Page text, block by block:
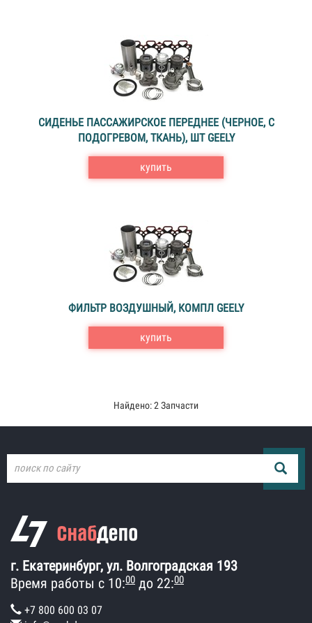
СИДЕНЬЕ ПАССАЖИРСКОЕ ПЕРЕДНЕЕ (ЧЕРНОЕ, С
ПОДОГРЕВОМ, ТКАНЬ), ШТ GEELY
купить
ФИЛЬТР ВОЗДУШНЫЙ, КОМПЛ GEELY
купить
Найдено: 2 Запчасти
г. Екатеринбург, ул. Волгоградская 193
Время работы с 10:00 до 22:00
+7 800 600 03 07